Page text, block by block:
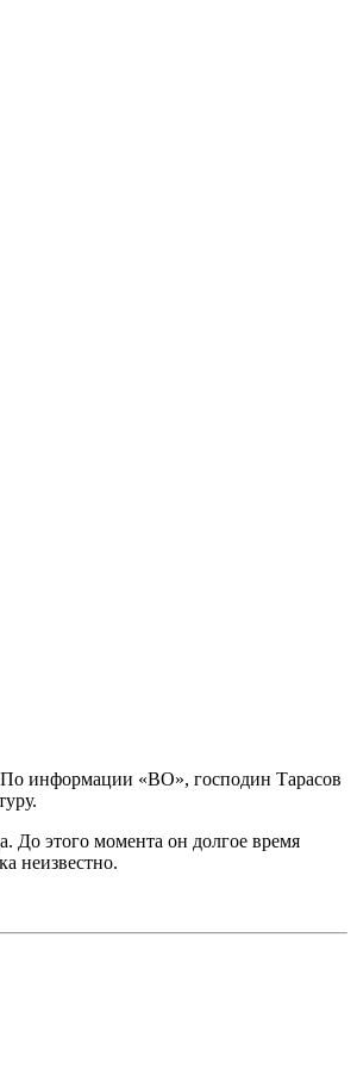
По информации «ВО», господин Тарасов
До этого момента он долгое время
неизвестно.